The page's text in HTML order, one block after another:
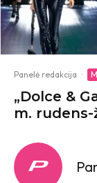
Panelė redakcija ·
„Dolce &
m.